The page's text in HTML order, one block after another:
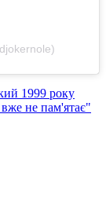
1999 року
не пам'ятає"